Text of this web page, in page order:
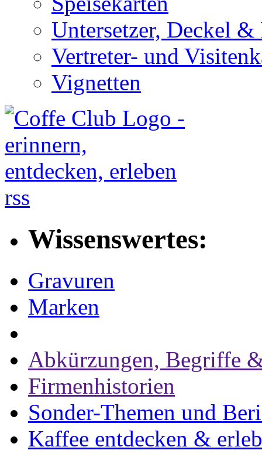
Untersetzer, Deckel &
Vertreter- und
Vignetten
rss
Wissenswertes:
Gravuren
Marken
Abkürzungen, Begriffe
Firmenhistorien
Sonder-Themen und
Kaffee entdecken &